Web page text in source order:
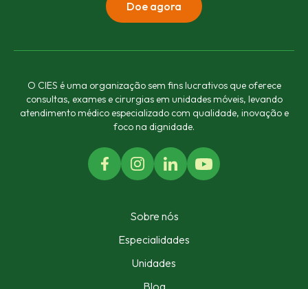
Doe agora
O CIES é uma organização sem fins lucrativos que oferece
consultas, exames e cirurgias em unidades móveis, levando
atendimento médico especializado com qualidade, inovação e
foco na dignidade.
Sobre nós
Especialidades
Unidades